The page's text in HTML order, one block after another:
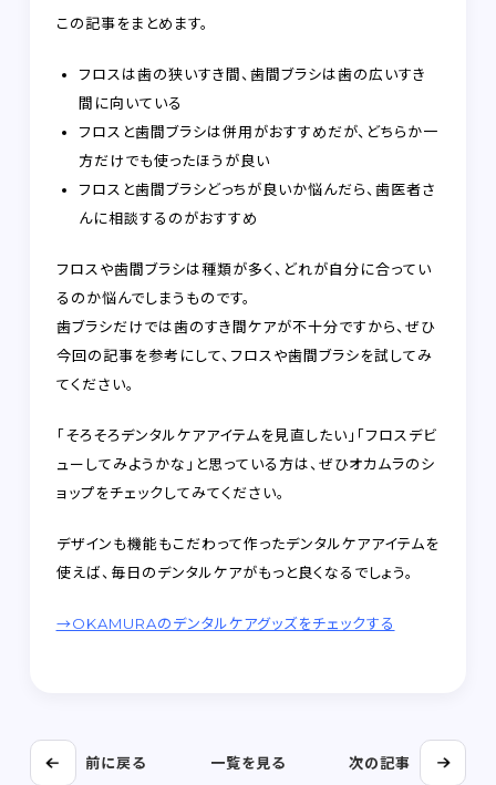
この記事をまとめます。
フロスは歯の狭いすき間、歯間ブラシは歯の広いすき
間に向いている
フロスと歯間ブラシは併用がおすすめだが、どちらか一
方だけでも使ったほうが良い
フロスと歯間ブラシどっちが良いか悩んだら、歯医者さ
んに相談するのがおすすめ
フロスや歯間ブラシは種類が多く、どれが自分に合ってい
るのか悩んでしまうものです。
歯ブラシだけでは歯のすき間ケアが不十分ですから、ぜひ
今回の記事を参考にして、フロスや歯間ブラシを試してみ
てください。
「そろそろデンタルケアアイテムを見直したい」「フロスデビ
ューしてみようかな」と思っている方は、ぜひオカムラのシ
ョップをチェックしてみてください。
デザインも機能もこだわって作ったデンタルケアアイテムを
使えば、毎日のデンタルケアがもっと良くなるでしょう。
→OKAMURAのデンタルケアグッズをチェックする
前に戻る 一覧を見る 次の記事